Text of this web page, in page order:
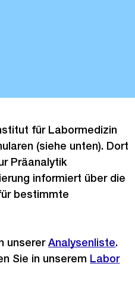
für Labormedizin
(siehe unten). Dort
Präanalytik
informiert über die
bestimmte
unsererAnalysenliste.
Sie in unserem Labor